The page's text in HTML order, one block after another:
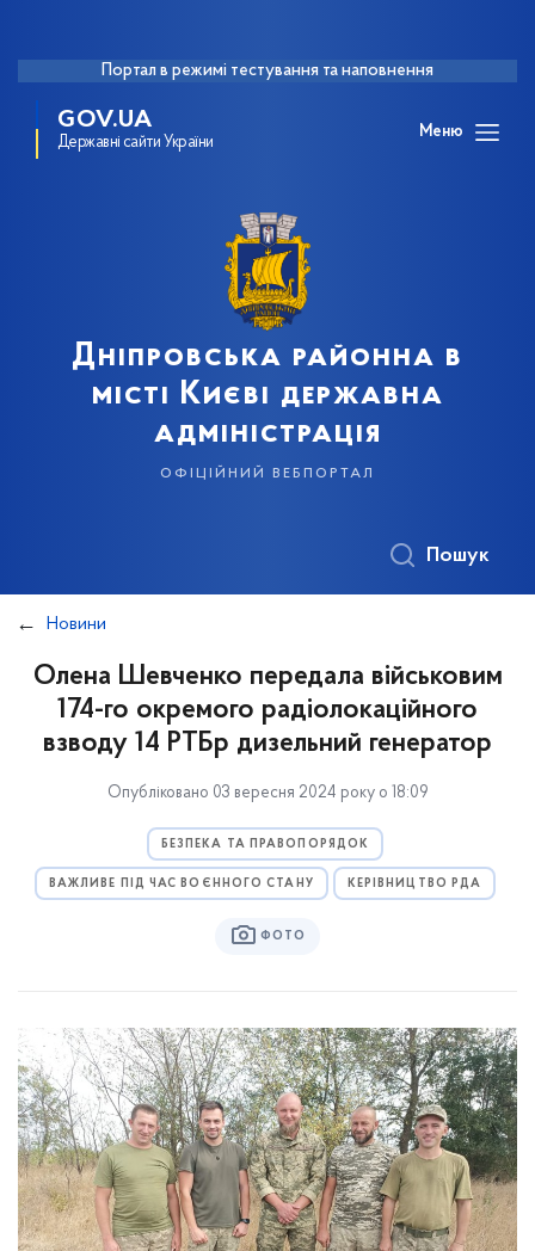
Портал в режимі тестування та наповнення
GOV.UA
Державні сайти України
Меню
Дніпровська районна в
місті Києві державна
адміністрація
офіційний вебпортал
Пошук
Новини
Олена Шевченко передала військовим
174-го окремого радіолокаційного
взводу 14 РТБр дизельний генератор
Опубліковано 03 вересня 2024 року о 18:09
БЕЗПЕКА ТА ПРАВОПОРЯДОК
ВАЖЛИВЕ ПІД ЧАС ВОЄННОГО СТАНУ КЕРІВНИЦТВО РДА
ФОТО